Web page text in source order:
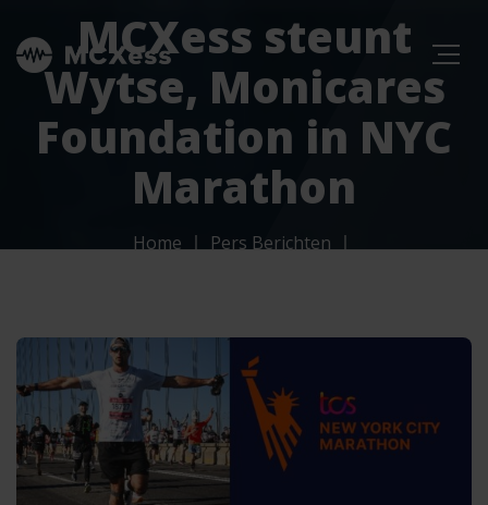
MCXess steunt
Wytse, Monicares
Foundation in NYC
Marathon
Home
Pers Berichten